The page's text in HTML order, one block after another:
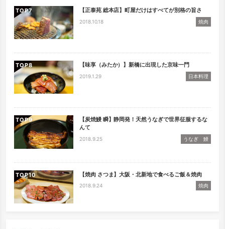
TOP 【正泰苑 総本店】町屋だけはすべてが別格の旨さ
2018.10.18 焼肉
TOP 【味享（みたか）】新橋に出現した京味一門
2019.1.29 日本料理
TOP
【炭焼鰻 瞬】静岡発！天然うなぎで世界征服するな
んて
2018.9.25 うなぎ 鰻
TOP 【焼肉 さつま】大阪・北新地で食べるご飯＆焼肉
2018.9.24 焼肉